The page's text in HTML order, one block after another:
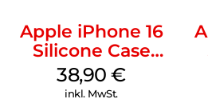
Apple iPhone 16
Silicone Case
MagSafe
Ultramarine
38,90€
inkl. MwSt.